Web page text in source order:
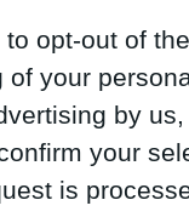
to opt-out of
of your
by
your
is